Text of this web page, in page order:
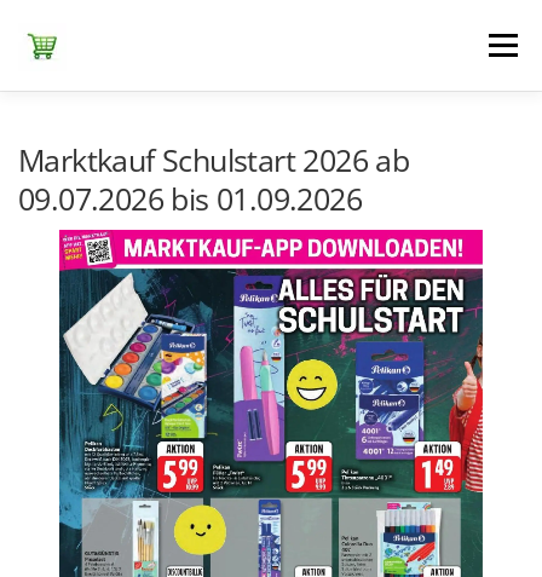
Inhalt
springen
Menü
LIDL NETTO DISCOUNT NORMA REWE
+ ALLE
Marktkauf Schulstart 2026 ab
09.07.2026 bis 01.09.2026